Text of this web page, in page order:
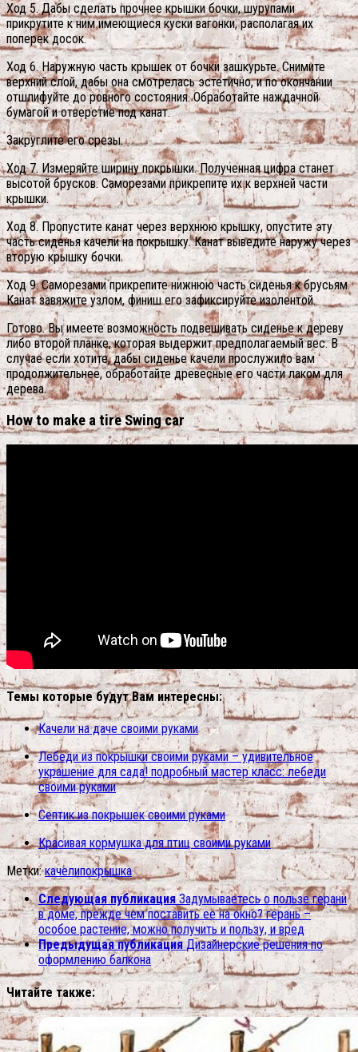
Ход 5. Дабы сделать прочнее крышки бочки, шурупами
прикрутите к ним имеющиеся куски вагонки, располагая их
поперек досок.
Ход 6. Наружную часть крышек от бочки зашкурьте. Снимите
верхний слой, дабы она смотрелась эстетично, и по окончании
отшлифуйте до ровного состояния. Обработайте наждачной
бумагой и отверстие под канат.
Закруглите его срезы.
Ход 7. Измеряйте ширину покрышки.Полученная цифра станет
высотой брусков. Саморезами прикрепите их к верхней части
крышки.
Ход 8. Пропустите канат через верхнюю крышку, опустите эту
часть сиденья качели на покрышку. Канат выведите наружу через
вторую крышку бочки.
Ход 9. Саморезами прикрепите нижнюю часть сиденья к брусьям.
Канат завяжите узлом, финиш его зафиксируйте изолентой.
Готово. Вы имеете возможность подвешивать сиденье к дереву
либо второй планке, которая выдержит предполагаемый вес. В
случае если хотите, дабы сиденье качели прослужило вам
продолжительнее, обработайте древесные его части лаком для
дерева.
How to make a tire Swing car
Темы которые будут Вам интересны:
Качели на даче своими руками
Лебеди из покрышки своими руками – удивительное
украшение для сада! подробный мастер класс: лебеди
своими руками
Септик из покрышек своими руками
Красивая кормушка для птиц своими руками
Метки: качелипокрышка
Следующая публикация Задумываетесь о пользе герани
в доме, прежде чем поставить ее на окно? герань –
особое растение, можно получить и пользу, и вред
Предыдущая публикация Дизайнерские решения по
оформлению балкона
Читайте также: